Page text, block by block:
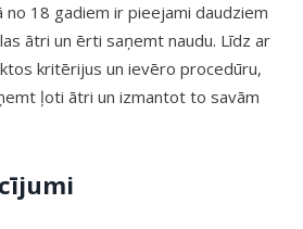
18 gadiem ir pieejami daudziem
ātri un ērti saņemt naudu. Līdz ar
kritērijus un ievēro procedūru,
ļoti ātri un izmantot to savām